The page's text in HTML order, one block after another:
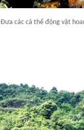
Đưa các cá thể động vật